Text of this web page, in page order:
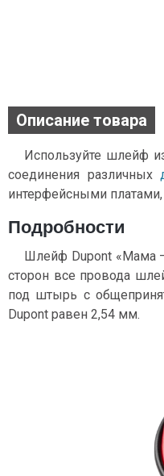
Описание товара
Используйте шлейф
соединения различных
интерфейсными
Подробности
Шлейф Dupont «Мама
сторон все провода
под штырь с
Dupont равен 2,54 мм.